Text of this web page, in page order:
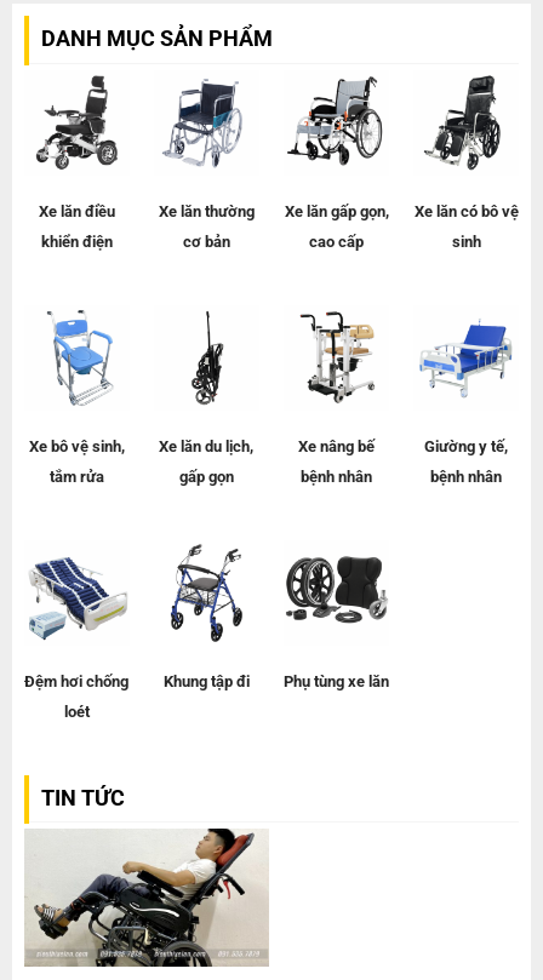
DANH MỤC SẢN PHẨM
Xe lăn điều
khiển điện
Xe lăn thường
cơ bản
Xe lăn gấp gọn,
cao cấp
Xe lăn có bô vệ
sinh
Xe bô vệ sinh,
tắm rửa
Xe lăn du lịch,
gấp gọn
Xe nâng bế
bệnh nhân
Giường y tế,
bệnh nhân
Đệm hơi chống
loét
Khung tập đi Phụ tùng xe lăn
TIN TỨC